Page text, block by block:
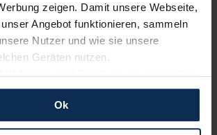
zeigen. Damit unsere Webseite,
Angebot funktionieren, sammeln
Nutzer und wie sie unsere
Geräten nutzen.
finden, sind Sie damit einverstanden
Cookies für unseren Service zu
Daten an Dritte weiterzugeben,
Falls Sie dem nicht
Ok
aussuchen
dein Lieblingsmodell – wir suchen es für
zu Top-Preisen.
Angebot wählen
einindividuelles Angebot– inklusive